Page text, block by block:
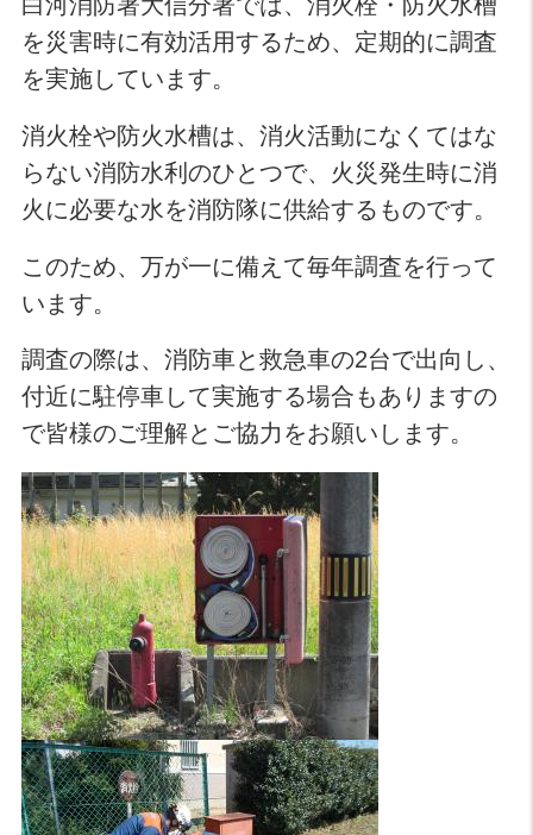
を災害時に有効活用するため、定期的に調査
を実施しています。
消火栓や防火水槽は、消火活動になくてはな
らない消防水利のひとつで、火災発生時に消
火に必要な水を消防隊に供給するものです。
このため、万が一に備えて毎年調査を行って
います。
調査の際は、消防車と救急車の2台で出向し、
付近に駐停車して実施する場合もありますの
で皆様のご理解とご協力をお願いします。